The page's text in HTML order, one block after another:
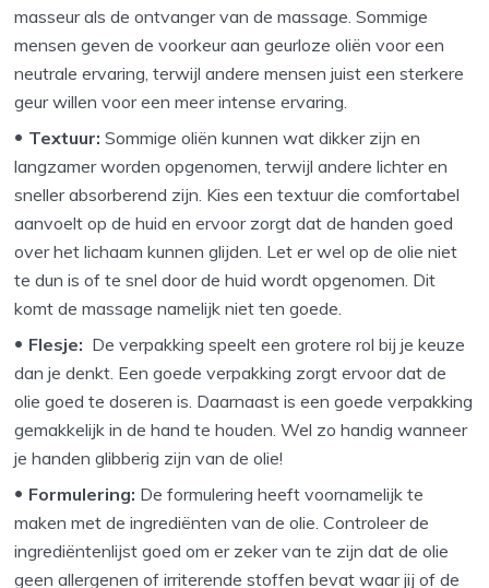
masseur als de ontvanger van de massage. Sommige
mensen geven de voorkeur aan geurloze oliën voor een
neutrale ervaring, terwijl andere mensen juist een sterkere
geur willen voor een meer intense ervaring.
Textuur:Sommige oliën kunnen wat dikker zijn en
langzamer worden opgenomen, terwijl andere lichter en
sneller absorberend zijn. Kies een textuur die comfortabel
aanvoelt op de huid en ervoor zorgt dat de handen goed
over het lichaam kunnen glijden. Let er wel op de olie niet
te dun is of te snel door de huid wordt opgenomen. Dit
komt de massage namelijk niet ten goede.
Flesje: De verpakking speelt een grotere rol bij je keuze
dan je denkt. Een goede verpakking zorgt ervoor dat de
olie goed te doseren is. Daarnaast is een goede verpakking
gemakkelijk in de hand te houden. Wel zo handig wanneer
je handen glibberig zijn van de olie!
Formulering: De formulering heeft voornamelijk te
maken met de ingrediënten van de olie. Controleer de
ingrediëntenlijst goed om er zeker van te zijn dat de olie
geen allergenen of irriterende stoffen bevat waar jij of de